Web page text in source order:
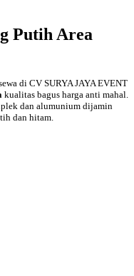
Putih Area
di CV SURYA JAYA EVENT
kualitas bagus harga anti mahal.
dan alumunium dijamin
dan hitam.